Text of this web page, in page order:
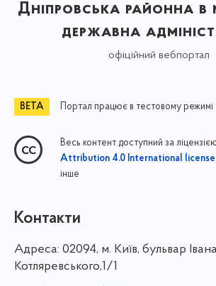
Дніпровська районна в
державна
офіційний вебпортал
Портал працює в тестовому режимі
Весь контент доступний за
Attribution 4.0 International license
інше
Контакти
Адреса: 02094, м. Київ, бульвар Івана
Котляревського,1/1